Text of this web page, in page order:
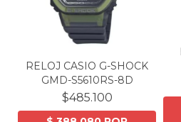
RELOJ CASIO G-SHOCK
GMD-S5610RS-8D
$485.100